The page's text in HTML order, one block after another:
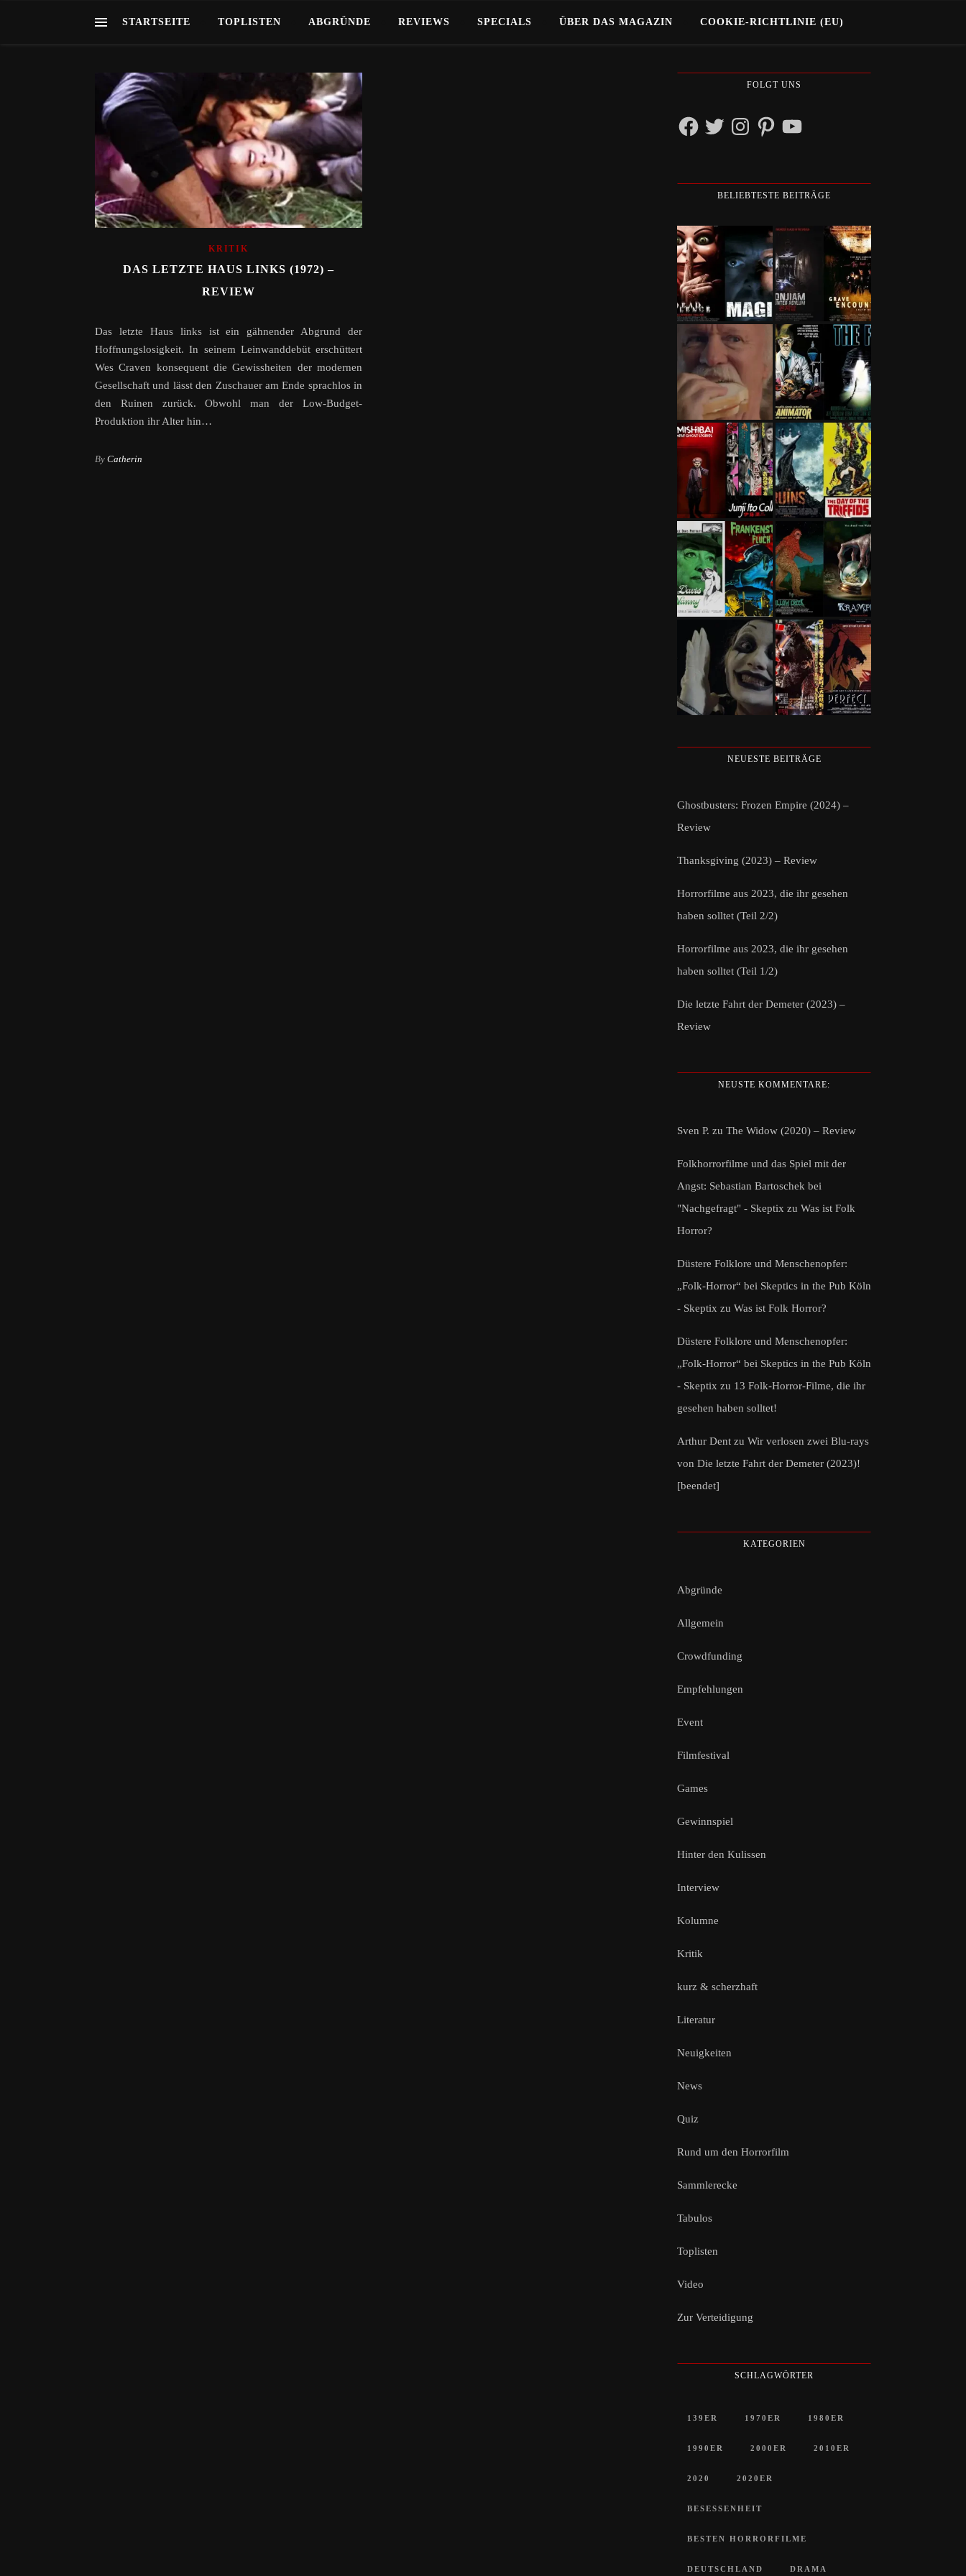
STARTSEITE TOPLISTEN ABGRÜNDE REVIEWS SPECIALS ÜBER DAS MAGAZIN COOKIE-RICHTLINIE (EU)
KRITIK
DAS LETZTE HAUS LINKS (1972) –
REVIEW
Das letzte Haus links ist ein gähnender Abgrund der
Hoffnungslosigkeit. In seinem Leinwanddebüt erschüttert
Wes Craven konsequent die Gewissheiten der modernen
Gesellschaft und lässt den Zuschauer am Ende sprachlos in
den Ruinen zurück. Obwohl man der Low-Budget-
Produktion ihr Alter hin…
By Catherin
FOLGT UNS
FacebookTwitterInstagramPinterestYouTube
BELIEBTESTE BEITRÄGE
NEUESTE BEITRÄGE
Ghostbusters: Frozen Empire (2024) –
Review
Thanksgiving (2023) – Review
Horrorfilme aus 2023, die ihr gesehen
haben solltet (Teil 2/2)
Horrorfilme aus 2023, die ihr gesehen
haben solltet (Teil 1/2)
Die letzte Fahrt der Demeter (2023) –
Review
NEUSTE KOMMENTARE:
Sven P. zu The Widow (2020) – Review
Folkhorrorfilme und das Spiel mit der
Angst: Sebastian Bartoschek bei
"Nachgefragt" - Skeptix zu Was ist Folk
Horror?
Düstere Folklore und Menschenopfer:
„Folk-Horror“ bei Skeptics in the Pub Köln
- Skeptix zu Was ist Folk Horror?
Düstere Folklore und Menschenopfer:
„Folk-Horror“ bei Skeptics in the Pub Köln
- Skeptix zu 13 Folk-Horror-Filme, die ihr
gesehen haben solltet!
Arthur Dent zu Wir verlosen zwei Blu-rays
von Die letzte Fahrt der Demeter (2023)!
[beendet]
KATEGORIEN
Abgründe
Allgemein
Crowdfunding
Empfehlungen
Event
Filmfestival
Games
Gewinnspiel
Hinter den Kulissen
Interview
Kolumne
Kritik
kurz & scherzhaft
Literatur
Neuigkeiten
News
Quiz
Rund um den Horrorfilm
Sammlerecke
Tabulos
Toplisten
Video
Zur Verteidigung
SCHLAGWÖRTER
139ER 1970ER 1980ER
1990ER 2000ER 2010ER
2020 2020ER
BESESSENHEIT
BESTEN HORRORFILME
DEUTSCHLAND DRAMA